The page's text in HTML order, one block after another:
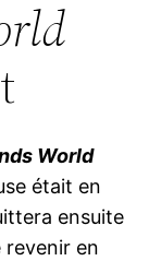
World
était en
ensuite
revenir en